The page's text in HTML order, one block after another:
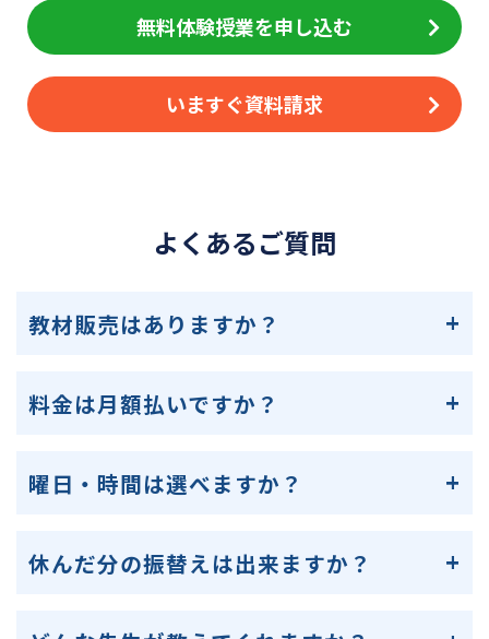
無料体験授業を申し込む
いますぐ資料請求
よくあるご質問
教材販売はありますか？
料金は月額払いですか？
曜日・時間は選べますか？
休んだ分の振替えは出来ますか？